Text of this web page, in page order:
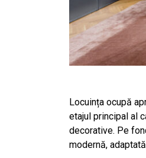
Locuința ocupă
etajul principal al
decorative. Pe
modernă,